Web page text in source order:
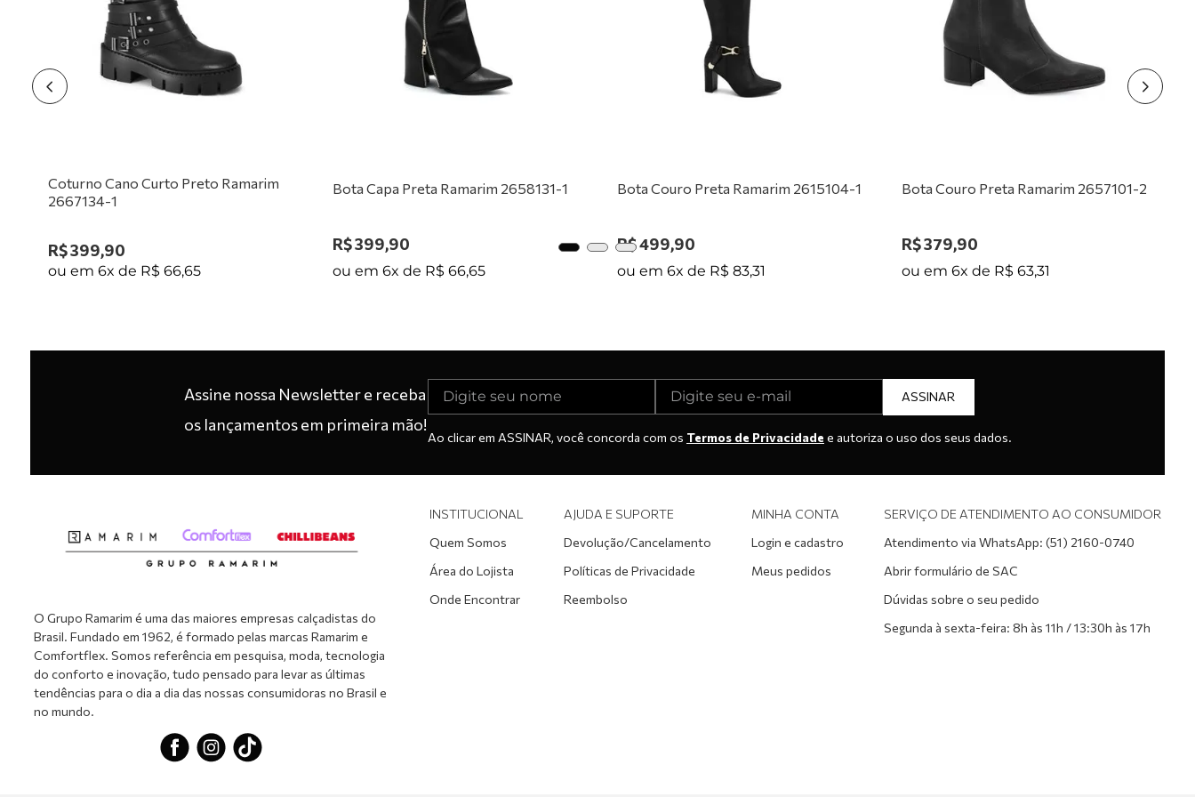
Coturno Cano Curto Preto Ramarim
2667134-1
R$399,90
ou em 6x de R$ 66,65
Bota Capa Preta Ramarim 2658131-1
R$399,90
ou em 6x de R$ 66,65
Bota Couro Preta Ramarim 2615104-1
R$499,90
ou em 6x de R$ 83,31
Bota Couro Preta Ramarim 2657101-2
R$379,90
ou em 6x de R$ 63,31
Assine nossa Newsletter e receba
os lançamentos em primeira mão!
ASSINAR
Ao clicar em ASSINAR, você concorda com os Termos de Privacidade e autoriza o uso dos seus dados.
O Grupo Ramarim é uma das maiores empresas calçadistas do
Brasil. Fundado em 1962, é formado pelas marcas Ramarim e
Comfortflex. Somos referência em pesquisa, moda, tecnologia
do conforto e inovação, tudo pensado para levar as últimas
tendências para o dia a dia das nossas consumidoras no Brasil e
no mundo.
INSTITUCIONAL
Quem Somos
Área do Lojista
Onde Encontrar
AJUDA E SUPORTE
Devolução/Cancelamento
Políticas de Privacidade
Reembolso
MINHA CONTA
Login e cadastro
Meus pedidos
SERVIÇO DE ATENDIMENTO AO CONSUMIDOR
Atendimento via WhatsApp: (51) 2160-0740
Abrir formulário de SAC
Dúvidas sobre o seu pedido
Segunda à sexta-feira: 8h às 11h / 13:30h às 17h
tênis preto